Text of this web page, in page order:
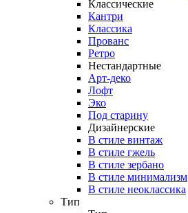
Классические
Кантри
Классика
Прованс
Ретро
Нестандартные
Арт-деко
Лофт
Эко
Под старину
Дизайнерские
В стиле винтаж
В стиле гжель
В стиле зербано
В стиле минимализм
В стиле неоклассика
Тип